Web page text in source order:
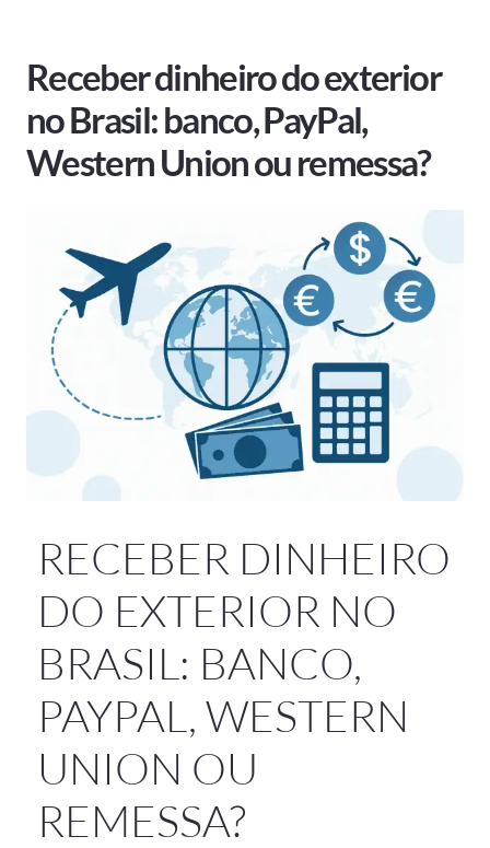
Receber dinheiro do exterior
no Brasil: banco, PayPal,
Western Union ou remessa?
RECEBER DINHEIRO
DO EXTERIOR NO
BRASIL: BANCO,
PAYPAL, WESTERN
UNION OU
REMESSA?